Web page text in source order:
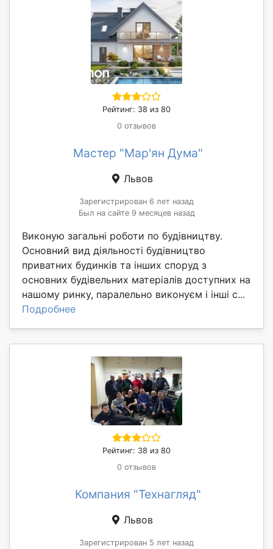
Рейтинг: 38 из 80
0 отзывов
Мастер "Мар'ян Дума"
Львов
Зарегистрирован 6 лет назад
Был на сайте 9 месяцев назад
Виконую загальні роботи по будівництву.
Основний вид діяльності будівництво
приватних будинків та інших споруд з
основних будівельних матеріалів доступних на
нашому ринку, паралельно виконуєм і інші с...
Подробнее
Рейтинг: 38 из 80
0 отзывов
Компания "Технагляд"
Львов
Зарегистрирован 5 лет назад